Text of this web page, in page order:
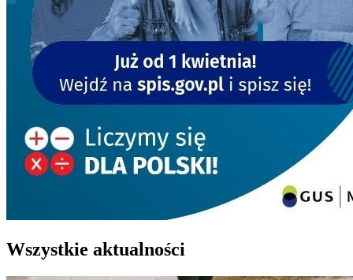
Wszystkie aktualności